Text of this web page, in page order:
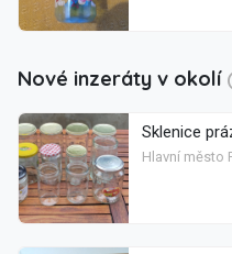
Nové inzeráty v okolí
Sklenice
Hlavní město